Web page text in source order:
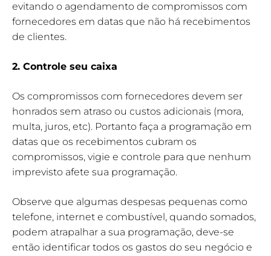
evitando o agendamento de compromissos com
fornecedores em datas que não há recebimentos
de clientes.
2. Controle seu caixa
Os compromissos com fornecedores devem ser
honrados sem atraso ou custos adicionais (mora,
multa, juros, etc). Portanto faça a programação em
datas que os recebimentos cubram os
compromissos, vigie e controle para que nenhum
imprevisto afete sua programação.
Observe que algumas despesas pequenas como
telefone, internet e combustível, quando somados,
podem atrapalhar a sua programação, deve-se
então identificar todos os gastos do seu negócio e